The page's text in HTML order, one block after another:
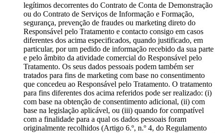
legítimos decorrentes do Contrato de Conta de Demonstração
ou do Contrato de Serviços de Informação e Formação,
segurança, prevenção de fraudes ou marketing direto do
Responsável pelo Tratamento e contacto consigo em casos
diferentes dos acima especificados, quando justificado, em
particular, por um pedido de informação recebido da sua parte
e pelo âmbito da atividade comercial do Responsável pelo
Tratamento. Os seus dados pessoais podem também ser
tratados para fins de marketing com base no consentimento
que concedeu ao Responsável pelo Tratamento. O tratamento
para fins diferentes dos acima referidos pode ser realizado: (i)
com base na obtenção de consentimento adicional, (ii) com
base na legislação aplicável, ou (iii) quando for compatível
com a finalidade para a qual os dados pessoais foram
originalmente recolhidos (Artigo 6.º, n.º 4, do Regulamento